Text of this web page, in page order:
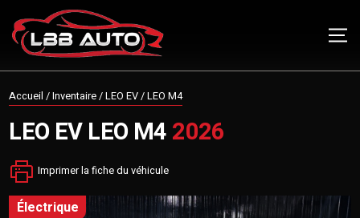
Accueil /Inventaire/LEO EV/LEO M4
LEO EVLEO M42026
Imprimer la fiche du véhicule
électrique